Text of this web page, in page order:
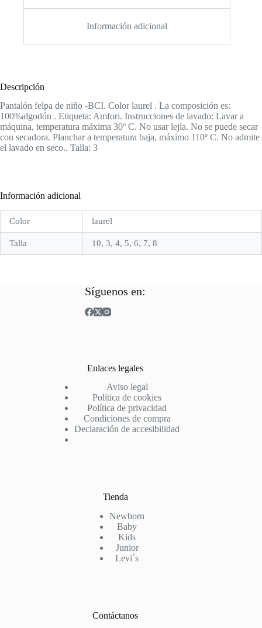
Información adicional
Descripción
Pantalón felpa de niño -BCI. Color laurel . La composición es:
100%algodón . Etiqueta: Amfori. Instrucciones de lavado: Lavar a
máquina, temperatura máxima 30º C. No usar lejía. No se puede secar
con secadora. Planchar a temperatura baja, máximo 110º C. No admite
el lavado en seco.. Talla: 3
Información adicional
Color laurel
Talla 10, 3, 4, 5, 6, 7, 8
Síguenos en:
Enlaces legales
Aviso legal
Política de cookies
Política de privacidad
Condiciones de compra
Declaración de accesibilidad
Tienda
Newborn
Baby
Kids
Junior
Levi´s
Contáctanos